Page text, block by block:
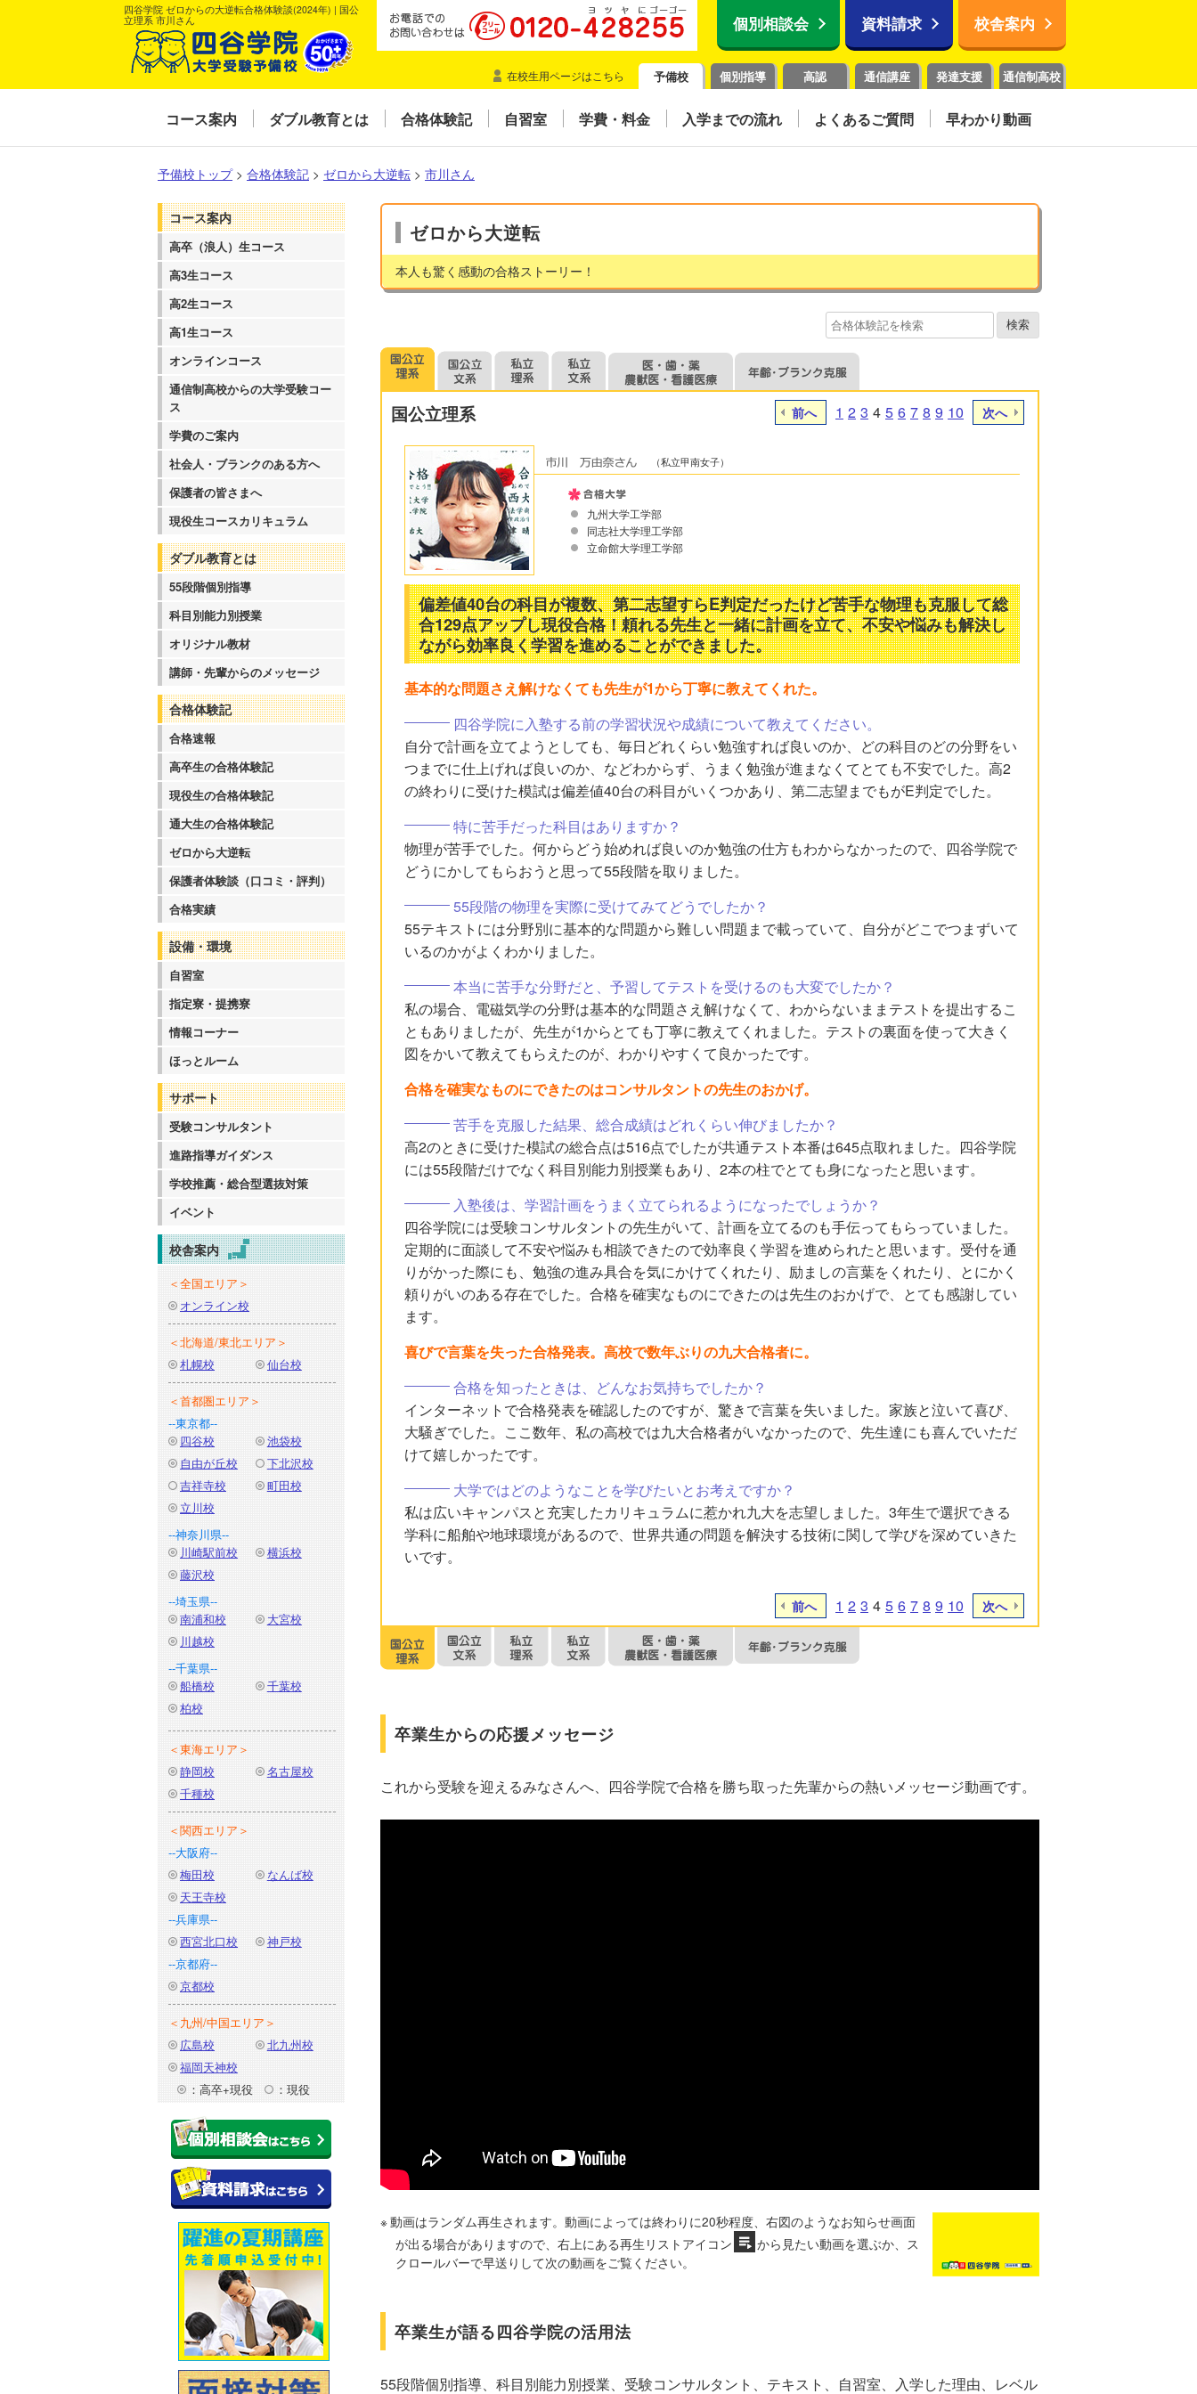
四谷学院 ゼロからの大逆転合格体験談(2024年) | 国公
立理系 市川さん
個別相談会 資料請求 校舎案内
在校生用ページはこちら 予備校 個別指導 高認 通信講座 発達支援 通信制高校
コース案内 ダブル教育とは 合格体験記 自習室 学費・料金 入学までの流れ よくあるご質問 早わかり動画
予備校トップ > 合格体験記 > ゼロから大逆転 > 市川さん
コース案内
高卒（浪人）生コース
高3生コース
高2生コース
高1生コース
オンラインコース
通信制高校からの大学受験コー
ス
学費のご案内
社会人・ブランクのある方へ
保護者の皆さまへ
現役生コースカリキュラム
ダブル教育とは
55段階個別指導
科目別能力別授業
オリジナル教材
講師・先輩からのメッセージ
合格体験記
合格速報
高卒生の合格体験記
現役生の合格体験記
通大生の合格体験記
ゼロから大逆転
保護者体験談（口コミ・評判）
合格実績
設備・環境
自習室
指定寮・提携寮
情報コーナー
ほっとルーム
サポート
受験コンサルタント
進路指導ガイダンス
学校推薦・総合型選抜対策
イベント
校舎案内
＜全国エリア＞
オンライン校
＜北海道/東北エリア＞
札幌校
仙台校
＜首都圏エリア＞
--東京都--
四谷校
池袋校
自由が丘校
下北沢校
吉祥寺校
町田校
立川校
--神奈川県--
川崎駅前校
横浜校
藤沢校
--埼玉県--
南浦和校
大宮校
川越校
--千葉県--
船橋校
千葉校
柏校
＜東海エリア＞
静岡校
名古屋校
千種校
＜関西エリア＞
--大阪府--
梅田校
なんば校
天王寺校
--兵庫県--
西宮北口校
神戸校
--京都府--
京都校
＜九州/中国エリア＞
広島校
北九州校
福岡天神校
：高卒+現役
：現役
ゼロから大逆転
本人も驚く感動の合格ストーリー！
国公立理系 前へ 1 2 3 4 5 6 7 8 9 10 次へ
（私立甲南女子）
九州大学工学部
同志社大学理工学部
立命館大学理工学部
偏差値40台の科目が複数、第二志望すらE判定だったけど苦手な物理も克服して総
合129点アップし現役合格！頼れる先生と一緒に計画を立て、不安や悩みも解決し
ながら効率良く学習を進めることができました。
基本的な問題さえ解けなくても先生が1から丁寧に教えてくれた。
四谷学院に入塾する前の学習状況や成績について教えてください。
自分で計画を立てようとしても、毎日どれくらい勉強すれば良いのか、どの科目のどの分野をい
つまでに仕上げれば良いのか、などわからず、うまく勉強が進まなくてとても不安でした。高2
の終わりに受けた模試は偏差値40台の科目がいくつかあり、第二志望までもがE判定でした。
特に苦手だった科目はありますか？
物理が苦手でした。何からどう始めれば良いのか勉強の仕方もわからなかったので、四谷学院で
どうにかしてもらおうと思って55段階を取りました。
55段階の物理を実際に受けてみてどうでしたか？
55テキストには分野別に基本的な問題から難しい問題まで載っていて、自分がどこでつまずいて
いるのかがよくわかりました。
本当に苦手な分野だと、予習してテストを受けるのも大変でしたか？
私の場合、電磁気学の分野は基本的な問題さえ解けなくて、わからないままテストを提出するこ
ともありましたが、先生が1からとても丁寧に教えてくれました。テストの裏面を使って大きく
図をかいて教えてもらえたのが、わかりやすくて良かったです。
合格を確実なものにできたのはコンサルタントの先生のおかげ。
苦手を克服した結果、総合成績はどれくらい伸びましたか？
高2のときに受けた模試の総合点は516点でしたが共通テスト本番は645点取れました。四谷学院
には55段階だけでなく科目別能力別授業もあり、2本の柱でとても身になったと思います。
入塾後は、学習計画をうまく立てられるようになったでしょうか？
四谷学院には受験コンサルタントの先生がいて、計画を立てるのも手伝ってもらっていました。
定期的に面談して不安や悩みも相談できたので効率良く学習を進められたと思います。受付を通
りがかった際にも、勉強の進み具合を気にかけてくれたり、励ましの言葉をくれたり、とにかく
頼りがいのある存在でした。合格を確実なものにできたのは先生のおかげで、とても感謝してい
ます。
喜びで言葉を失った合格発表。高校で数年ぶりの九大合格者に。
合格を知ったときは、どんなお気持ちでしたか？
インターネットで合格発表を確認したのですが、驚きで言葉を失いました。家族と泣いて喜び、
大騒ぎでした。ここ数年、私の高校では九大合格者がいなかったので、先生達にも喜んでいただ
けて嬉しかったです。
大学ではどのようなことを学びたいとお考えですか？
私は広いキャンパスと充実したカリキュラムに惹かれ九大を志望しました。3年生で選択できる
学科に船舶や地球環境があるので、世界共通の問題を解決する技術に関して学びを深めていきた
いです。
前へ 1 2 3 4 5 6 7 8 9 10 次へ
卒業生からの応援メッセージ
これから受験を迎えるみなさんへ、四谷学院で合格を勝ち取った先輩からの熱いメッセージ動画です。
動画はランダム再生されます。動画によっては終わりに20秒程度、右図のようなお知らせ画面
が出る場合がありますので、右上にある再生リストアイコン
から見たい動画を選ぶか、ス
クロールバーで早送りして次の動画をご覧ください。
卒業生が語る四谷学院の活用法
55段階個別指導、科目別能力別授業、受験コンサルタント、テキスト、自習室、入学した理由、レベル